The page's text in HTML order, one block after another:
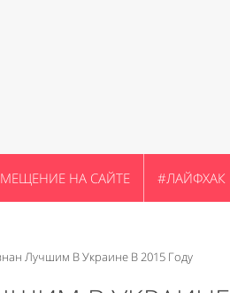
НА САЙТЕ #ЛАЙФХАК
Лучшим В Украине В 2015 Году